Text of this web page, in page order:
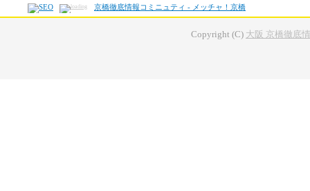
京橋徹底情報コミニュティ - メッチャ！京橋
Copyright (C) 大阪 京橋徹底